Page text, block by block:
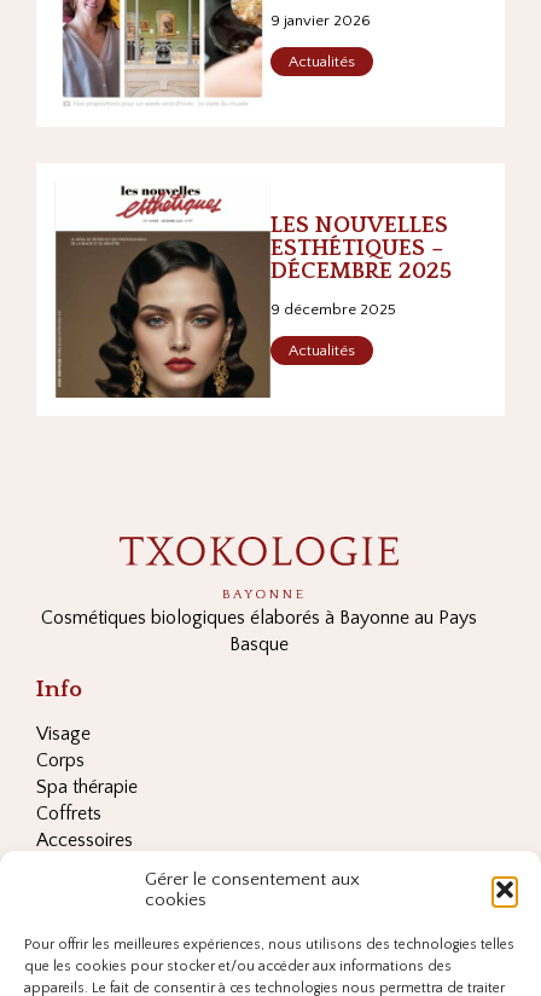
Gérer le consentement aux
cookies
Pour offrir les meilleures expériences, nous utilisons des technologies telles
que les cookies pour stocker et/ou accéder aux informations des
appareils. Le fait de consentir à ces technologies nous permettra de traiter
9 janvier 2026
Actualités
LES NOUVELLES
ESTHÉTIQUES –
DÉCEMBRE 2025
9 décembre 2025
Actualités
Cosmétiques biologiques élaborés à Bayonne au Pays
Basque
Info
Visage
Corps
Spa thérapie
Coffrets
Accessoires
Les ingrédients clés
Conditions générales de vente
Spa TXOKOLOGIE,
23 rue Albert 1er,